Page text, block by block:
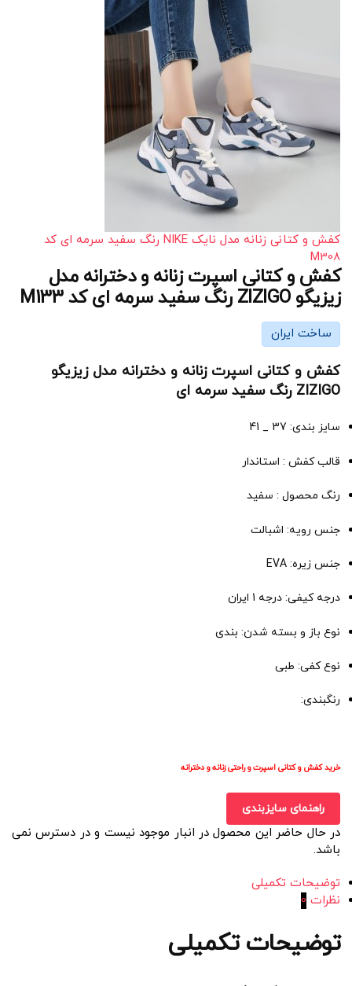
کفش و کتانی زنانه مدل نایک NIKE رنگ سفید سرمه ای کد
M308
کفش و کتانی اسپرت زنانه و دخترانه مدل
زیزیگو ZIZIGO رنگ سفید سرمه ای کد M133
ساخت ایران
کفش و کتانی اسپرت زنانه و دخترانه مدل زیزیگو
ZIZIGO رنگ سفید سرمه ای
سایز بندی: 37 _ 41
قالب کفش : استاندار
رنگ محصول : سفید
جنس رویه: اشبالت
جنس زیره: EVA
درجه کیفی: درجه 1 ایران
نوع باز و بسته شدن: بندی
نوع کفی: طبی
رنگبندی:
خرید کفش و کتانی اسپرت و راحتی زنانه و دخترانه
راهنمای سایزبندی
در حال حاضر این محصول در انبار موجود نیست و در دسترس نمی
باشد.
توضیحات تکمیلی
نظرات 0
توضیحات تکمیلی